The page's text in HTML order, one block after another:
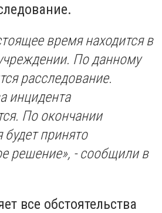
время находится в
По данному
расследование.
инцидента
По окончании
принято
решение», - сообщили в
все обстоятельства